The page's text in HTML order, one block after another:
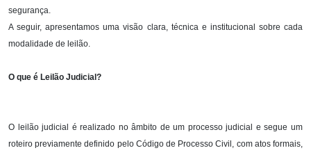
segurança.
A seguir, apresentamos uma visão clara, técnica e institucional sobre cada
modalidade de leilão.
O que é Leilão Judicial?
O leilão judicial é realizado no âmbito de um processo judicial e segue um
roteiro previamente definido pelo Código de Processo Civil, com atos formais,